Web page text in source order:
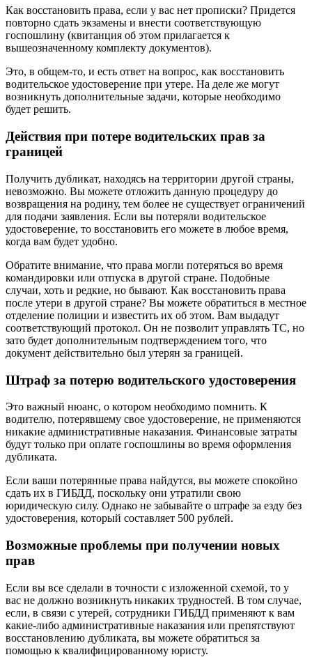
Как восстановить права, если у вас нет прописки? Придется
повторно сдать экзамены и внести соответствующую
госпошлину (квитанция об этом прилагается к
вышеозначенному комплекту документов).
Это, в общем-то, и есть ответ на вопрос, как восстановить
водительское удостоверение при утере. На деле же могут
возникнуть дополнительные задачи, которые необходимо
будет решить.
Действия при потере водительских прав за
границей
Получить дубликат, находясь на территории другой страны,
невозможно. Вы можете отложить данную процедуру до
возвращения на родину, тем более не существует ограничений
для подачи заявления. Если вы потеряли водительское
удостоверение, то восстановить его можете в любое время,
когда вам будет удобно.
Обратите внимание, что права могли потеряться во время
командировки или отпуска в другой стране. Подобные
случаи, хоть и редкие, но бывают. Как восстановить права
после утери в другой стране? Вы можете обратиться в местное
отделение полиции и известить их об этом. Вам выдадут
соответствующий протокол. Он не позволит управлять ТС, но
зато будет дополнительным подтверждением того, что
документ действительно был утерян за границей.
Штраф за потерю водительского удостоверения
Это важный нюанс, о котором необходимо помнить. К
водителю, потерявшему свое удостоверение, не применяются
никакие административные наказания. Финансовые затраты
будут только при оплате госпошлины во время оформления
дубликата.
Если ваши потерянные права найдутся, вы можете спокойно
сдать их в ГИБДД, поскольку они утратили свою
юридическую силу. Однако не забывайте о штрафе за езду без
удостоверения, который составляет 500 рублей.
Возможные проблемы при получении новых
прав
Если вы все сделали в точности с изложенной схемой, то у
вас не должно возникнуть никаких трудностей. В том случае,
если, в связи с утерей, сотрудники ГИБДД применяют к вам
какие-либо административные наказания или препятствуют
восстановлению дубликата, вы можете обратиться за
помощью к квалифицированному юристу.